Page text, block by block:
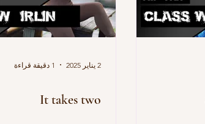
2 يناير 2025 1 دقيقة قراءة
It takes two